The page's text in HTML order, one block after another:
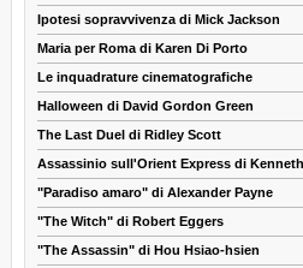
Ipotesi sopravvivenza di Mick Jackson
Maria per Roma di Karen Di Porto
Le inquadrature cinematografiche
Halloween di David Gordon Green
The Last Duel di Ridley Scott
Assassinio sull'Orient Express di
"Paradiso amaro" di Alexander Payne
"The Witch" di Robert Eggers
"The Assassin" di Hou Hsiao-hsien